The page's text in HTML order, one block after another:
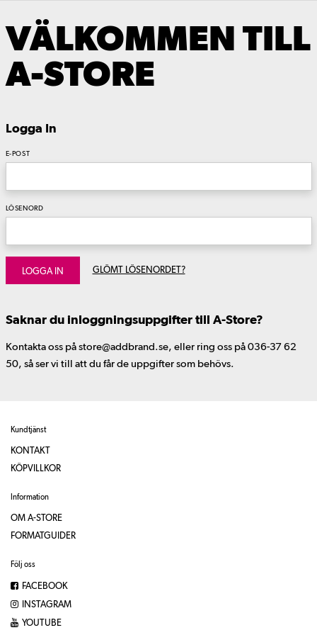
VÄLKOMMEN TILL
A-STORE
Logga In
E-POST
LÖSENORD
LOGGA IN GLÖMT LÖSENORDET?
Saknar du inloggningsuppgifter till A-Store?
Kontakta oss på store@addbrand.se, eller ring oss på 036-37 62
50, så ser vi till att du får de uppgifter som behövs.
Kundtjänst
KONTAKT
KÖPVILLKOR
Information
OM A-STORE
FORMATGUIDER
Följ oss
FACEBOOK
INSTAGRAM
YOUTUBE